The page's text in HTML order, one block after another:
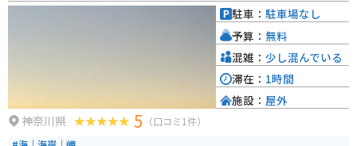
には駐車場があり、バイクも駐車可能です。目の前がすぐ134号線なので、駐
車から出発までの動線が非常にスムーズ。ただし、週末の昼間は非常に混雑
し、駐車場待ちの列ができることもあるので、「早朝」を狙うのがおすすめ
神奈川県 5 （口コミ1件）
駐車： 駐車場なし
予算： 無料
混雑： 少し混んでいる
滞在： 1時間
施設： 屋外